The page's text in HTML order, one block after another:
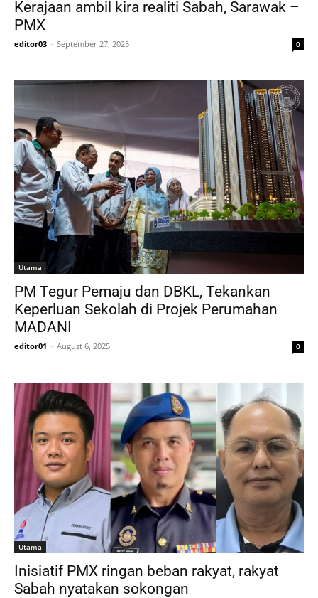
Kerajaan ambil kira realiti Sabah, Sarawak –
PMX
editor03 - September 27, 2025 0
Utama
PM Tegur Pemaju dan DBKL, Tekankan
Keperluan Sekolah di Projek Perumahan
MADANI
editor01 - August 6, 2025 0
Utama
Inisiatif PMX ringan beban rakyat, rakyat
Sabah nyatakan sokongan